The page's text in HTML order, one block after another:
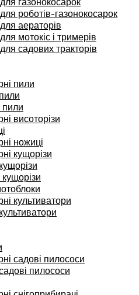
роботів-газонокосарок
аераторів
мотокіс і тримерів
садових тракторів
пили
пили
висоторізи
ножиці
кущорізи
культиватори
садові пилососи
пилососи